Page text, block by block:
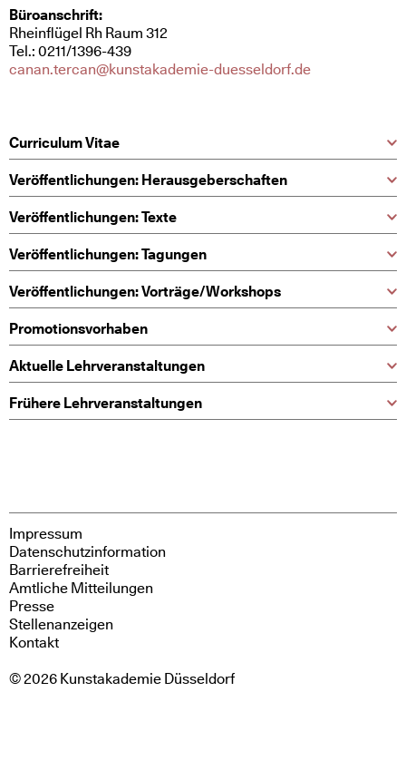
Büroanschrift:
Rheinflügel Rh Raum 312
Tel.: 0211/1396-439
canan.tercan@kunstakademie-duesseldorf.de
Curriculum Vitae
Veröffentlichungen: Herausgeberschaften
Veröffentlichungen: Texte
Veröffentlichungen: Tagungen
Veröffentlichungen: Vorträge/Workshops
Promotionsvorhaben
Aktuelle Lehrveranstaltungen
Frühere Lehrveranstaltungen
Impressum
Datenschutzinformation
Barrierefreiheit
Amtliche Mitteilungen
Presse
Stellenanzeigen
Kontakt
© 2026 Kunstakademie Düsseldorf